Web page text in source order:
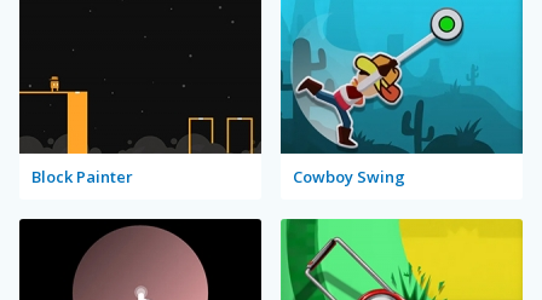
Block Painter Cowboy Swing